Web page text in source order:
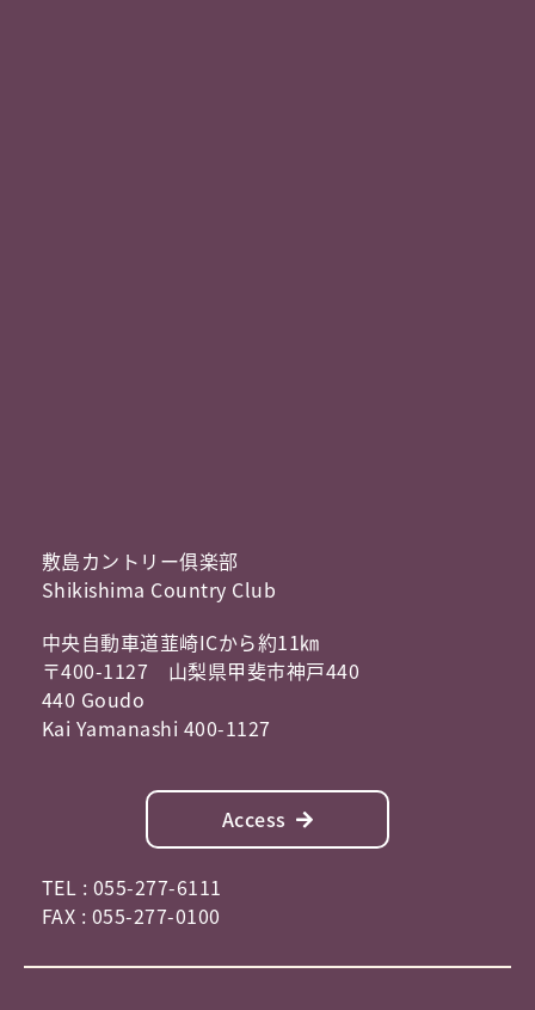
敷島カントリー俱楽部
Shikishima Country Club
中央自動車道韮崎ICから約11㎞
〒400-1127 山梨県甲斐市神戸440
440 Goudo
Kai Yamanashi 400-1127
Access
TEL : 055-277-6111
FAX : 055-277-0100